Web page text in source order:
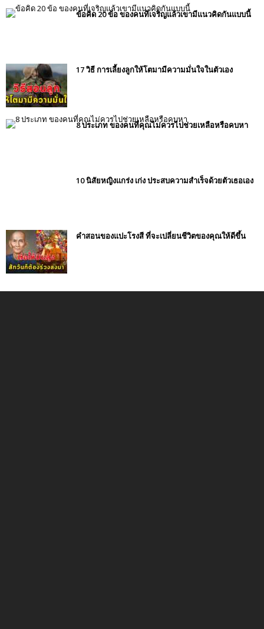
ข้อคิด 20 ข้อ ของคนที่เจริญแล้วเขามีแนวคิดกันแบบนี้
17 วิธี การเลี้ยงลูกให้โตมามีความมั่นใจในตัวเอง
8 ประเภท ของคนที่คุณไม่ควรไปช่วยเหลือหรือคบหา
10 นิสัยหญิงแกร่ง เก่ง ประสบความสำเร็จด้วยตัวเธอเอง
คำสอนของแปะโรงสี ที่จะเปลี่ยนชีวิตของคุณให้ดีขึ้น